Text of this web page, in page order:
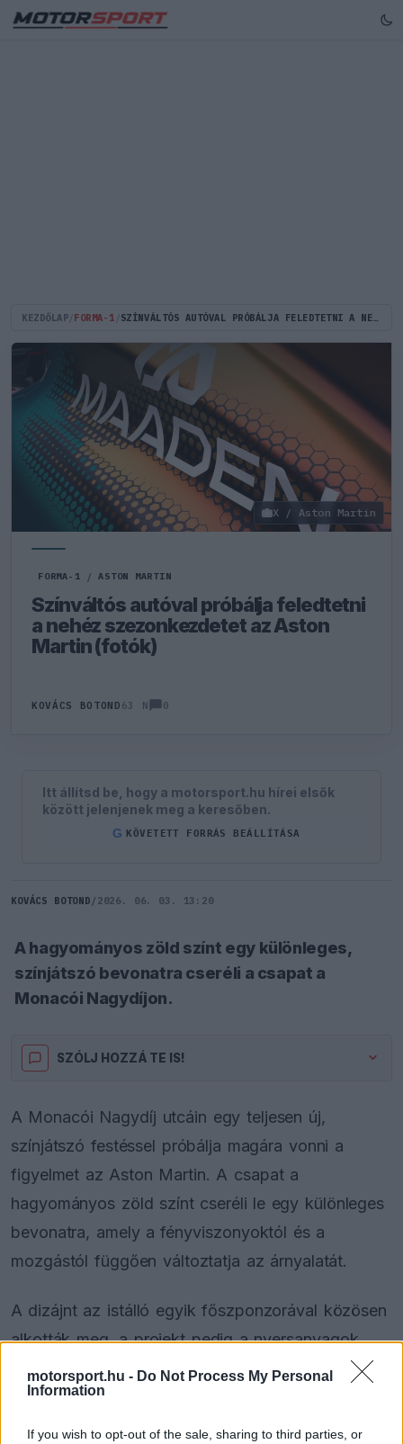
motorsport.hu - Do Not Process My Personal
Information
If you wish to opt-out of the sale, sharing to third parties, or
KEZDŐLAP FORMA-1 SZÍNVÁLTÓS AUTÓVAL PRÓBÁLJA FELEDTETNI A NEHÉZ SZEZONKEZDETET AZ ASTON MARTIN (FOTÓK)
X / Aston Martin
FORMA-1 / ASTON MARTIN
Színváltós autóval próbálja feledtetni
a nehéz szezonkezdetet az Aston
Martin (fotók)
KOVÁCS BOTOND 63 N 0
Itt állítsd be, hogy a motorsport.hu hírei elsők
között jelenjenek meg a keresőben.
G KÖVETETT FORRÁS BEÁLLÍTÁSA
KOVÁCS BOTOND / 2026. 06. 03. 13:20
A hagyományos zöld színt egy különleges,
színjátszó bevonatra cseréli a csapat a
Monacói Nagydíjon.
SZÓLJ HOZZÁ TE IS!
A Monacói Nagydíj utcáin egy teljesen új,
színjátszó festéssel próbálja magára vonni a
figyelmet az Aston Martin. A csapat a
hagyományos zöld színt cseréli le egy különleges
bevonatra, amely a fényviszonyoktól és a
mozgástól függően változtatja az árnyalatát.
A dizájnt az istálló egyik főszponzorával közösen
alkották meg, a projekt pedig a nyersanyagok
bányászattól a csúcstechnológiáig tartó útját
hivatott bemutatni. A hercegség hagyományosan
a különleges megjelenések helyszíne, a napokban